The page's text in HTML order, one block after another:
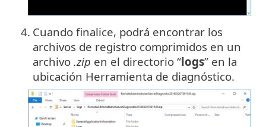
4. Cuando finalice, podrá encontrar los
archivos de registro comprimidos en un
archivo .zip en el directorio “logs” en la
ubicación Herramienta de diagnóstico.